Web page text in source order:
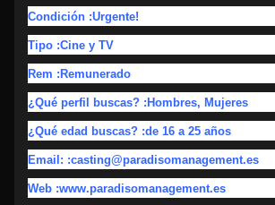
Condición :Urgente!
Tipo :Cine y TV
Rem :Remunerado
¿Qué perfil buscas? :Hombres, Mujeres
¿Qué edad buscas? :de 16 a 25 años
Email: :casting@paradisomanagement.es
Web :www.paradisomanagement.es